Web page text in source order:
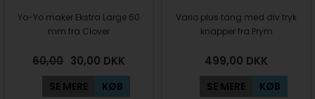
Yo-Yo maker Ekstra Large 60
mm fra Clover
60,00 30,00 DKK
SE MERE KØB
Vario plus tang med div tryk
knapper fra Prym
499,00 DKK
SE MERE KØB